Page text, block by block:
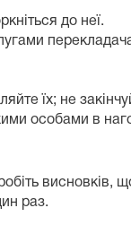
до неї.
їх; не
особами в
висновків,
раз.